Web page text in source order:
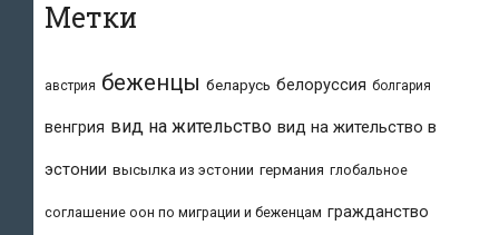
Метки
австрия беженцы беларусь белоруссия болгария
венгрия вид на жительство вид на жительство в
эстонии высылка из эстонии германия глобальное
соглашение оон по миграции и беженцам гражданство